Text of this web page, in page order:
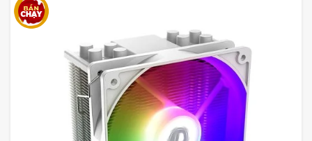
Công nghệ làm mát tiên tiến
Được tinh chỉnh ở mọi khía cạnh, IceStorm 2.0 là